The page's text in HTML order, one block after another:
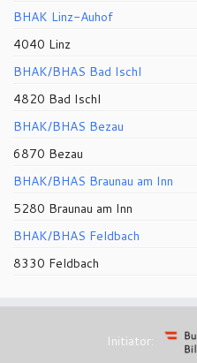
BHAK Linz-Auhof
4040 Linz
BHAK/BHAS Bad Ischl
4820 Bad Ischl
BHAK/BHAS Bezau
6870 Bezau
BHAK/BHAS Braunau am Inn
5280 Braunau am Inn
BHAK/BHAS Feldbach
8330 Feldbach
Initiator: